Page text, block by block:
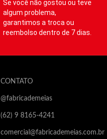
tratamento medicinal. Em caso
de desconforto, dores,
dormência, ou problema de
ou após o uso, interromper o
somente em água fria, jamais
amaciante.
Se você não gostou ou teve
algum problema,
garantimos a troca ou
reembolso dentro de 7 dias.
CONTATO
@fabricademeias
(62) 9 8165-4241
comercial@fabricademeias.com.br